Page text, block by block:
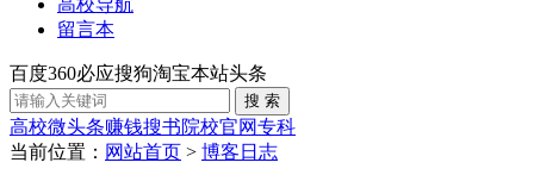
高校导航
留言本
百度360必应搜狗淘宝本站头条
高校微头条赚钱搜书院校官网专科
当前位置： 网站首页 > 博客日志